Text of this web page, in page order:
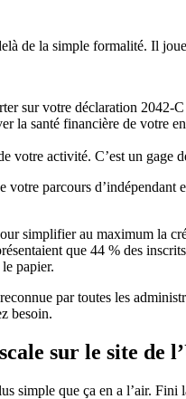
de la simple formalité. Il
sur votre déclaration 2042-
la santé financière de votre
votre activité. C’est un gage
parcours
simplifier au maximum la
que 44 % des
papier.
par toutes les
besoin.
sur le site de
simple que ça en a l’air. Fini